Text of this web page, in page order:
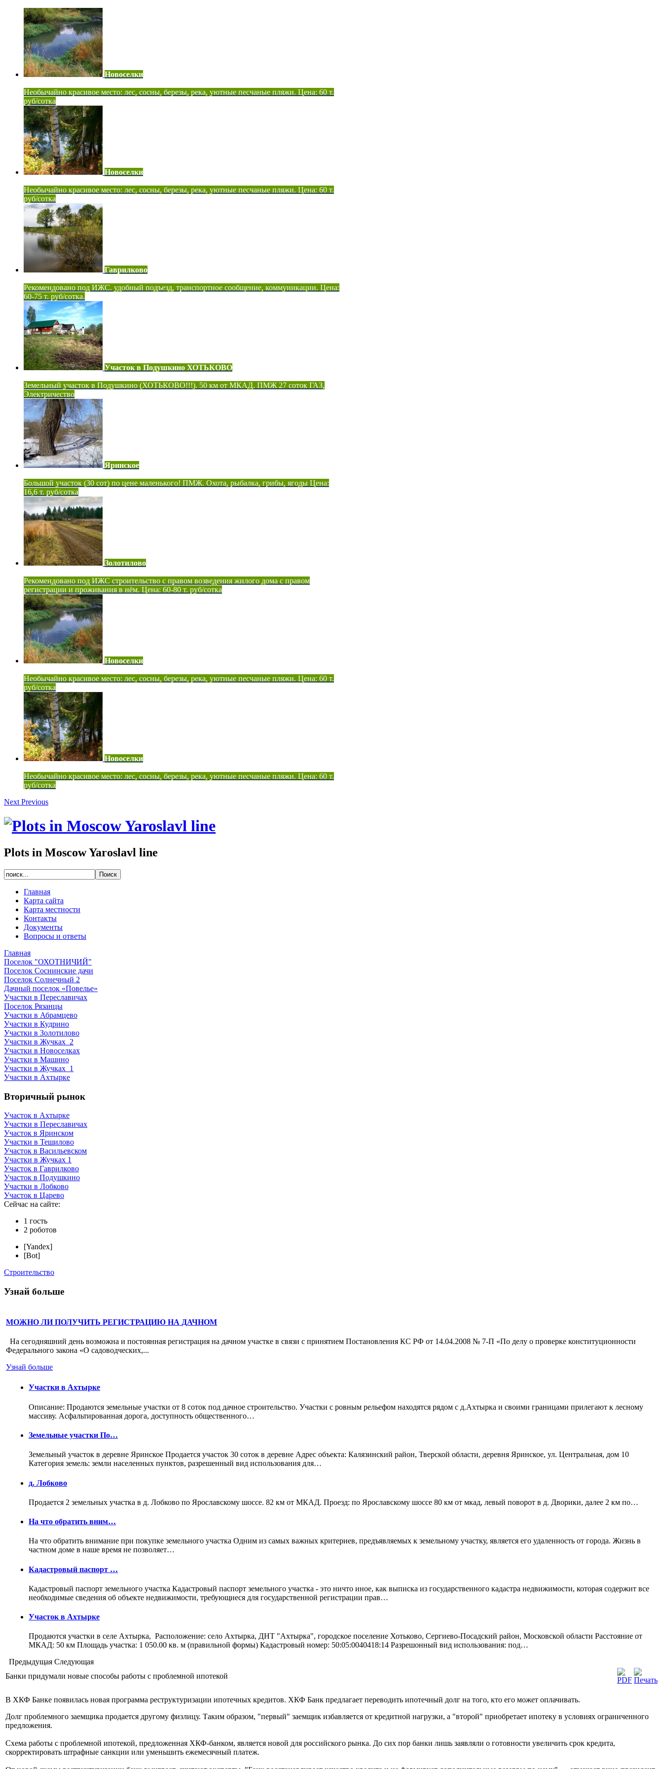
Новоселки
Необычайно красивое место: лес, сосны, березы, река, уютные песчаные пляжи. Цена: 60 т.
руб/сотка
Новоселки
Необычайно красивое место: лес, сосны, березы, река, уютные песчаные пляжи. Цена: 60 т.
руб/сотка
Гаврилково
Рекомендовано под ИЖС. удобный подъезд, транспортное сообщение, коммуникации. Цена:
60-75 т. руб/сотка.
Участок в Подушкино ХОТЬКОВО
Земельный участок в Подушкино (ХОТЬКОВО!!!). 50 км от МКАД. ПМЖ 27 соток ГАЗ,
Электричество
Яринское
Большой участок (30 сот) по цене маленького! ПМЖ. Охота, рыбалка, грибы, ягоды Цена:
16,6 т. руб/сотка
Золотилово
Рекомендовано под ИЖС строительство с правом возведения жилого дома с правом
регистрации и проживания в нём. Цена: 60-80 т. руб/сотка
Новоселки
Необычайно красивое место: лес, сосны, березы, река, уютные песчаные пляжи. Цена: 60 т.
руб/сотка
Новоселки
Необычайно красивое место: лес, сосны, березы, река, уютные песчаные пляжи. Цена: 60 т.
руб/сотка
Next Previous
Plots in Moscow Yaroslavl line
Главная
Карта сайта
Карта местности
Контакты
Документы
Вопросы и ответы
Главная
Поселок "ОХОТНИЧИЙ"
Поселок Соснинские дачи
Поселок Солнечный 2
Дачный поселок «Повелье»
Участки в Переславичах
Поселок Рязанцы
Участки в Абрамцево
Участки в Кудрино
Участки в Золотилово
Участки в Жучках_2
Участки в Новоселках
Участки в Машино
Участки в Жучках_1
Участки в Ахтырке
Вторичный рынок
Участок в Ахтырке
Участки в Переславичах
Участок в Яринском
Участки в Тешилово
Участок в Васильевском
Участки в Жучках 1
Участок в Гаврилково
Участок в Подушкино
Участки в Лобково
Участок в Царево
Сейчас на сайте:
1 гость
2 роботов
[Yandex]
[Bot]
Строительство
Узнай больше
МОЖНО ЛИ ПОЛУЧИТЬ РЕГИСТРАЦИЮ НА ДАЧНОМ
На сегодняшний день возможна и постоянная регистрация на дачном участке в связи с принятием Постановления КС РФ от 14.04.2008 № 7-П «По делу о проверке конституционности
Федерального закона «О садоводческих,...
Узнай больше
Участки в Ахтырке
Описание: Продаются земельные участки от 8 соток под дачное строительство. Участки с ровным рельефом находятся рядом с д.Ахтырка и своими границами прилегают к лесному
массиву. Асфальтированная дорога, доступность общественного…
Земельные участки По…
Земельный участок в деревне Яринское Продается участок 30 соток в деревне Адрес объекта: Калязинский район, Тверской области, деревня Яринское, ул. Центральная, дом 10
Категория земель: земли населенных пунктов, разрешенный вид использования для…
д. Лобково
Продается 2 земельных участка в д. Лобково по Ярославскому шоссе. 82 км от МКАД. Проезд: по Ярославскому шоссе 80 км от мкад, левый поворот в д. Дворики, далее 2 км по…
На что обратить вним…
На что обратить внимание при покупке земельного участка Одним из самых важных критериев, предъявляемых к земельному участку, является его удаленность от города. Жизнь в
частном доме в наше время не позволяет…
Кадастровый паспорт …
Кадастровый паспорт земельного участка Кадастровый паспорт земельного участка - это ничто иное, как выписка из государственного кадастра недвижимости, которая содержит все
необходимые сведения об объекте недвижимости, требующиеся для государственной регистрации прав…
Участок в Ахтырке
Продаются участки в селе Ахтырка, Расположение: село Ахтырка, ДНТ "Ахтырка", городское поселение Хотьково, Сергиево-Посадский район, Московской области Расстояние от
МКАД: 50 км Площадь участка: 1 050.00 кв. м (правильной формы) Кадастровый номер: 50:05:0040418:14 Разрешонный вид использования: под…
Предыдущая Следующая
Банки придумали новые способы работы с проблемной ипотекой
В ХКФ Банке появилась новая программа реструктуризации ипотечных кредитов. ХКФ Банк предлагает переводить ипотечный долг на того, кто его может оплачивать.
Долг проблемного заемщика продается другому физлицу. Таким образом, "первый" заемщик избавляется от кредитной нагрузки, а "второй" приобретает ипотеку в условиях ограниченного
предложения.
Схема работы с проблемной ипотекой, предложенная ХКФ-банком, является новой для российского рынка. До сих пор банки лишь заявляли о готовности увеличить срок кредита,
скорректировать штрафные санкции или уменьшить ежемесячный платеж.